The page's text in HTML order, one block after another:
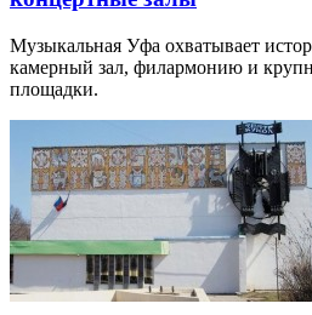
Музыкальная Уфа охватывает
камерный зал, филармонию и
площадки.